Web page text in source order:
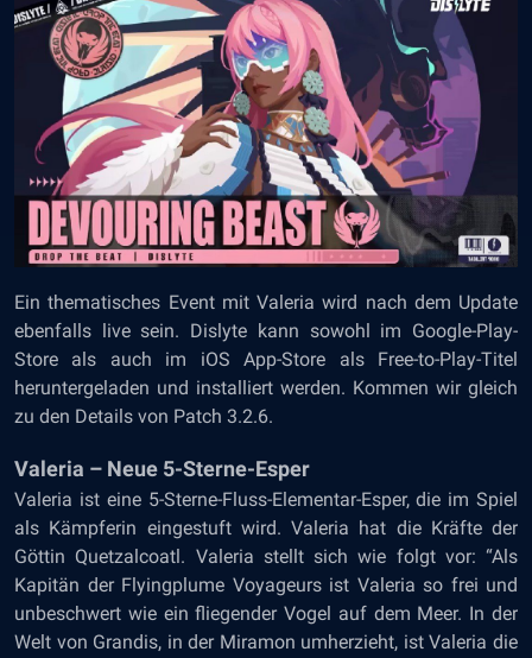
Ein thematisches Event mit Valeria wird nach dem Update
ebenfalls live sein. Dislyte kann sowohl im Google-Play-
Store als auch im iOS App-Store als Free-to-Play-Titel
heruntergeladen und installiert werden. Kommen wir gleich
zu den Details von Patch 3.2.6.
Valeria – Neue 5-Sterne-Esper
Valeria ist eine 5-Sterne-Fluss-Elementar-Esper, die im Spiel
als Kämpferin eingestuft wird. Valeria hat die Kräfte der
Göttin Quetzalcoatl. Valeria stellt sich wie folgt vor: “Als
Kapitän der Flyingplume Voyageurs ist Valeria so frei und
unbeschwert wie ein fliegender Vogel auf dem Meer. In der
Welt von Grandis, in der Miramon umherzieht, ist Valeria die